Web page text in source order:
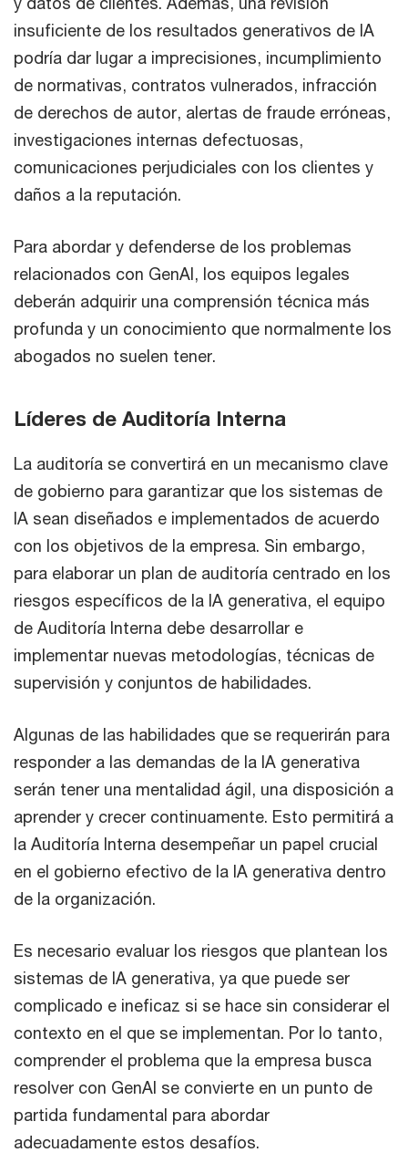
insuficiente de los resultados generativos de IA
podría dar lugar a imprecisiones, incumplimiento
de normativas, contratos vulnerados, infracción
de derechos de autor, alertas de fraude erróneas,
investigaciones internas defectuosas,
comunicaciones perjudiciales con los clientes y
daños a la reputación.
Para abordar y defenderse de los problemas
relacionados con GenAI, los equipos legales
deberán adquirir una comprensión técnica más
profunda y un conocimiento que normalmente los
abogados no suelen tener.
Líderes de Auditoría Interna
La auditoría se convertirá en un mecanismo clave
de gobierno para garantizar que los sistemas de
IA sean diseñados e implementados de acuerdo
con los objetivos de la empresa. Sin embargo,
para elaborar un plan de auditoría centrado en los
riesgos específicos de la IA generativa, el equipo
de Auditoría Interna debe desarrollar e
implementar nuevas metodologías, técnicas de
supervisión y conjuntos de habilidades.
Algunas de las habilidades que se requerirán para
responder a las demandas de la IA generativa
serán tener una mentalidad ágil, una disposición a
aprender y crecer continuamente. Esto permitirá a
la Auditoría Interna desempeñar un papel crucial
en el gobierno efectivo de la IA generativa dentro
de la organización.
Es necesario evaluar los riesgos que plantean los
sistemas de IA generativa, ya que puede ser
complicado e ineficaz si se hace sin considerar el
contexto en el que se implementan. Por lo tanto,
comprender el problema que la empresa busca
resolver con GenAI se convierte en un punto de
partida fundamental para abordar
adecuadamente estos desafíos.